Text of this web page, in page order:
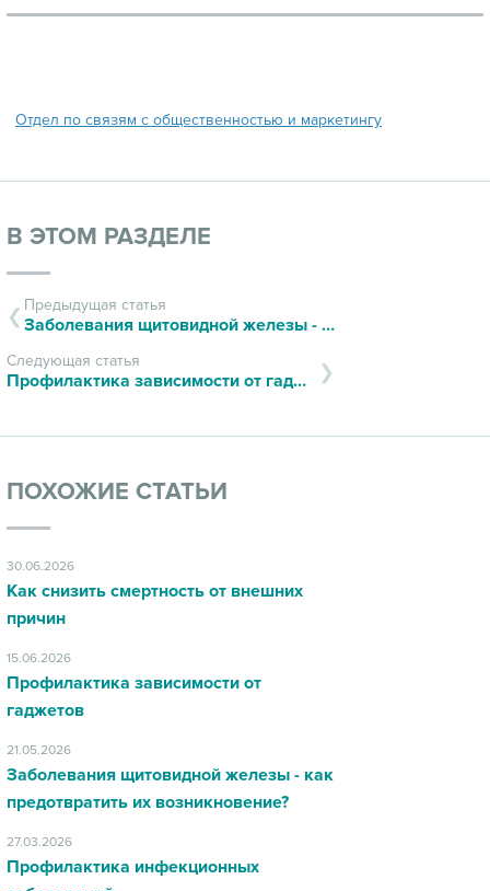
Отдел по связям с общественностью и маркетингу
В ЭТОМ РАЗДЕЛЕ
Предыдущая статья
Заболевания щитовидной железы - как предотвратить их возникновение?
Следующая статья
Профилактика зависимости от гаджетов
ПОХОЖИЕ СТАТЬИ
30.06.2026
Как снизить смертность от внешних
причин
15.06.2026
Профилактика зависимости от
гаджетов
21.05.2026
Заболевания щитовидной железы - как
предотвратить их возникновение?
27.03.2026
Профилактика инфекционных